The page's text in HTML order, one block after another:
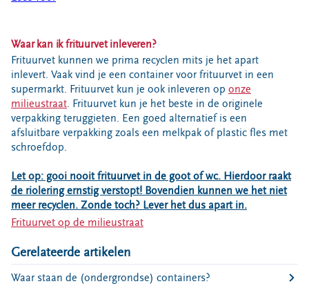
Milieustraten
Kringloopspullen
Afval aanmelden
Bouwcontainer huren
Ons verhaal
Nieuws
Ontdek Omrin
Over Omrin
Hier werken we aan
Ecopark De Wierde
Projecten
Waar kan ik frituurvet inleveren?
Frituurvet kunnen we prima recyclen mits je het apart
inlevert. Vaak vind je een container voor frituurvet in een
supermarkt. Frituurvet kun je ook inleveren op onze
milieustraat. Frituurvet kun je het beste in de originele
verpakking teruggieten. Een goed alternatief is een
afsluitbare verpakking zoals een melkpak of plastic fles met
schroefdop.
Let op: gooi nooit frituurvet in de goot of wc. Hierdoor raakt
de riolering ernstig verstopt! Bovendien kunnen we het niet
meer recyclen. Zonde toch? Lever het dus apart in.
Frituurvet op de milieustraat
Gerelateerde artikelen
Waar staan de (ondergrondse) containers?